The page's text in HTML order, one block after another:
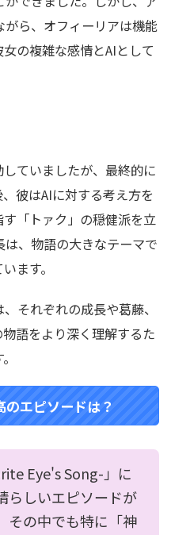
ら、オフィーリアは機能
の複雑な感情とAIとして
ていましたが、最終的に
彼はAIに対する考え方を
「トァク」の穏健派を立
、物語の大きなテーマで
ます。
それぞれの成長や葛藤、
語をより深く理解するた
エピソードは？
Eye's Song-」に
らしいエピソードが
その中でも特に「神